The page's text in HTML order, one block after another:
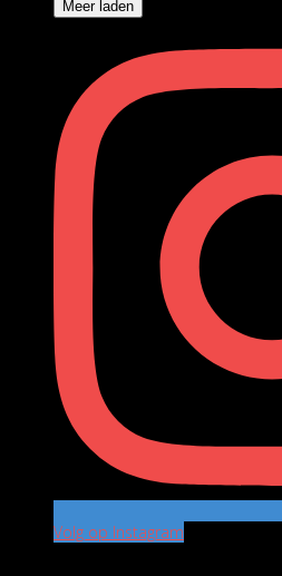
Meer laden
Volg op Instagram